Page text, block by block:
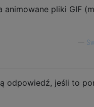
pliki GIF
odpowiedź, jeśli to